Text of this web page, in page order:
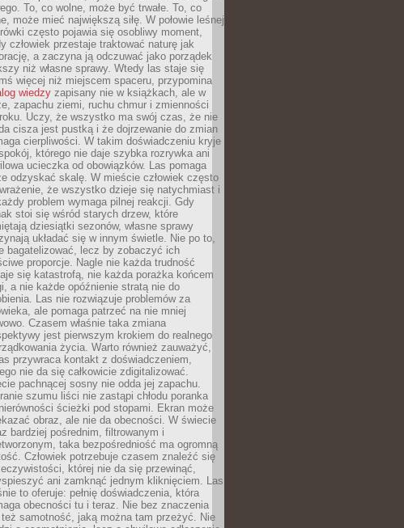
To, co wolne, może być trwałe. To, co
może mieć największą siłę. W połowie leśnej
często pojawia się osobliwy moment,
człowiek przestaje traktować naturę jak
a zaczyna ją odczuwać jako porządek
niż własne sprawy. Wtedy las staje się
więcej niż miejscem spaceru, przypomina
wiedzy zapisany nie w książkach, ale w
zapachu ziemi, ruchu chmur i zmienności
Uczy, że wszystko ma swój czas, że nie
cisza jest pustką i że dojrzewanie do zmian
cierpliwości. W takim doświadczeniu kryje
którego nie daje szybka rozrywka ani
ucieczka od obowiązków. Las pomaga
odzyskać skalę. W mieście człowiek często
że wszystko dzieje się natychmiast i
problem wymaga pilnej reakcji. Gdy
stoi się wśród starych drzew, które
dziesiątki sezonów, własne sprawy
układać się w innym świetle. Nie po to,
bagatelizować, lecz by zobaczyć ich
proporcje. Nagle nie każda trudność
się katastrofą, nie każda porażka końcem
a nie każde opóźnienie stratą nie do
Las nie rozwiązuje problemów za
ale pomaga patrzeć na nie mniej
Czasem właśnie taka zmiana
jest pierwszym krokiem do realnego
życia. Warto również zauważyć,
przywraca kontakt z doświadczeniem,
nie da się całkowicie zdigitalizować.
pachnącej sosny nie odda jej zapachu.
szumu liści nie zastąpi chłodu poranka
ścieżki pod stopami. Ekran może
obraz, ale nie da obecności. W świecie
bardziej pośrednim, filtrowanym i
taka bezpośredniość ma ogromną
Człowiek potrzebuje czasem znaleźć się
której nie da się przewinąć,
ani zamknąć jednym kliknięciem. Las
to oferuje: pełnię doświadczenia, która
obecności tu i teraz. Nie bez znaczenia
samotność, jaką można tam przeżyć. Nie